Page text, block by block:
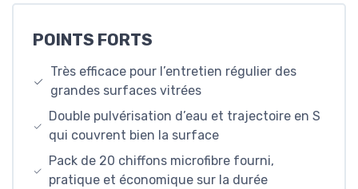
POINTS FORTS
Très efficace pour l’entretien régulier des
grandes surfaces vitrées
Double pulvérisation d’eau et trajectoire en S
qui couvrent bien la surface
Pack de 20 chiffons microfibre fourni,
pratique et économique sur la durée